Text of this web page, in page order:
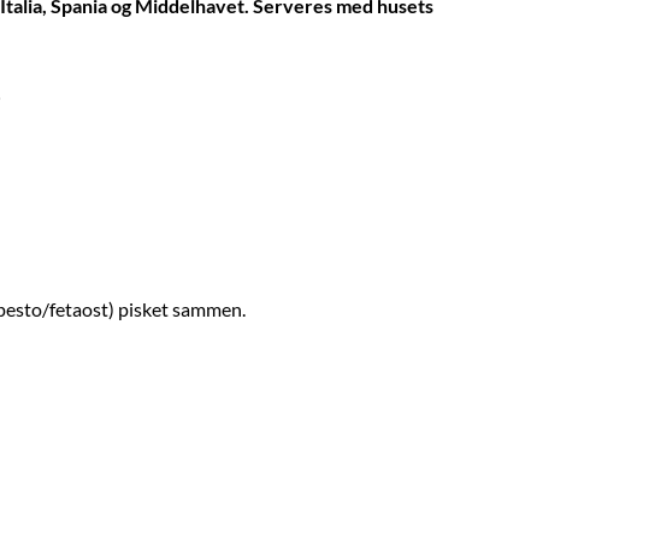
Spania og Middelhavet. Serveres med husets
fetaost) pisket sammen.